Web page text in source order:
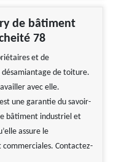
de bâtiment
78
et de
de toiture.
avec elle.
une garantie du savoir-
bâtiment industriel et
assure le
Contactez-